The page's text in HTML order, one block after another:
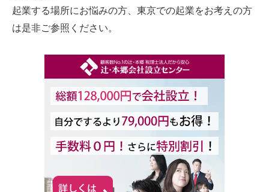
起業する場所にお悩みの方、東京での起業をお考えの方
は是非ご参照ください。